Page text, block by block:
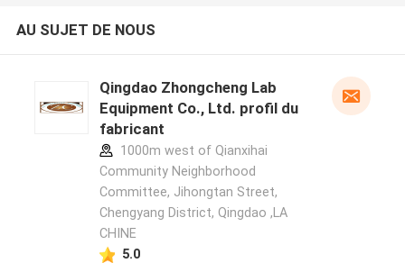
AU SUJET DE NOUS
Qingdao Zhongcheng Lab
Equipment Co., Ltd. profil du
fabricant
1000m west of Qianxihai
Community Neighborhood
Committee, Jihongtan Street,
Chengyang District, Qingdao ,LA
CHINE
5.0